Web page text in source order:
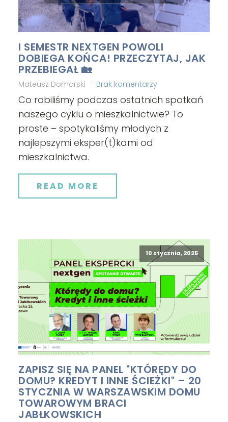
I SEMESTR NEXTGEN POWOLI
DOBIEGA KOŃCA! PRZECZYTAJ, JAK
PRZEBIEGAŁ 🏡
Mateusz Domarski Brak komentarzy
Co robiliśmy podczas ostatnich spotkań
naszego cyklu o mieszkalnictwie? To
proste – spotykaliśmy młodych z
najlepszymi eksper(t)kami od
mieszkalnictwa.
READ MORE
10 stycznia, 2025
ZAPISZ SIĘ NA PANEL "KTÓRĘDY DO
DOMU? KREDYT I INNE ŚCIEŻKI" – 20
STYCZNIA W WARSZAWSKIM DOMU
TOWAROWYM BRACI
JABŁKOWSKICH